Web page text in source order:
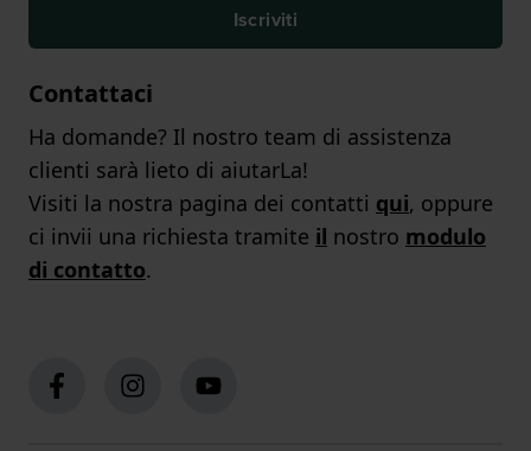
Iscriviti
Contattaci
Ha domande? Il nostro team di assistenza
clienti sarà lieto di aiutarLa!
Visiti la nostra pagina dei contatti qui, oppure
ci invii una richiesta tramite il nostro modulo
di contatto.